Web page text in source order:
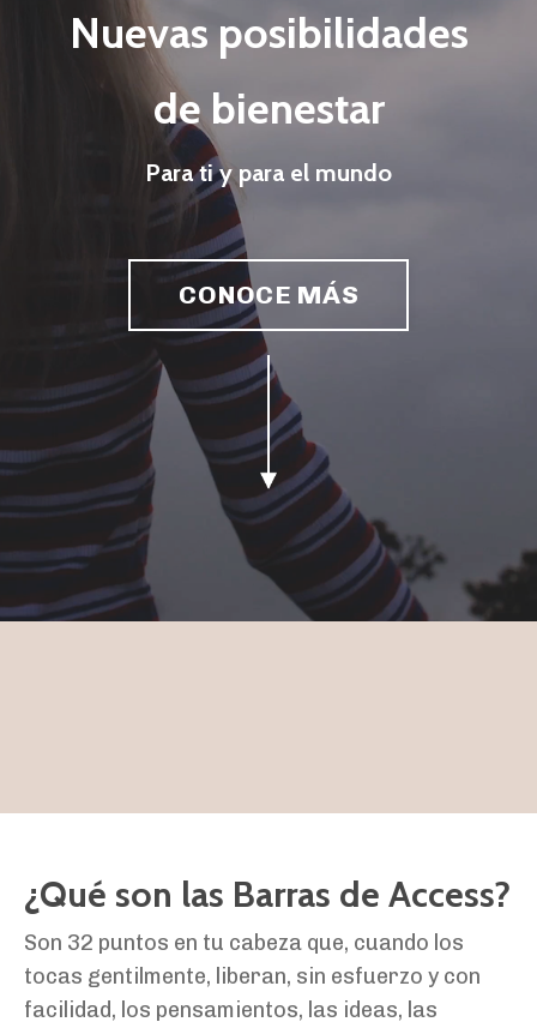
Nuevas posibilidades
de bienestar
Para ti y para el mundo
CONOCE MÁS
¿Qué son las Barras de Access?
Son 32 puntos en tu cabeza que, cuando los
tocas gentilmente, liberan, sin esfuerzo y con
facilidad, los pensamientos, las ideas, las